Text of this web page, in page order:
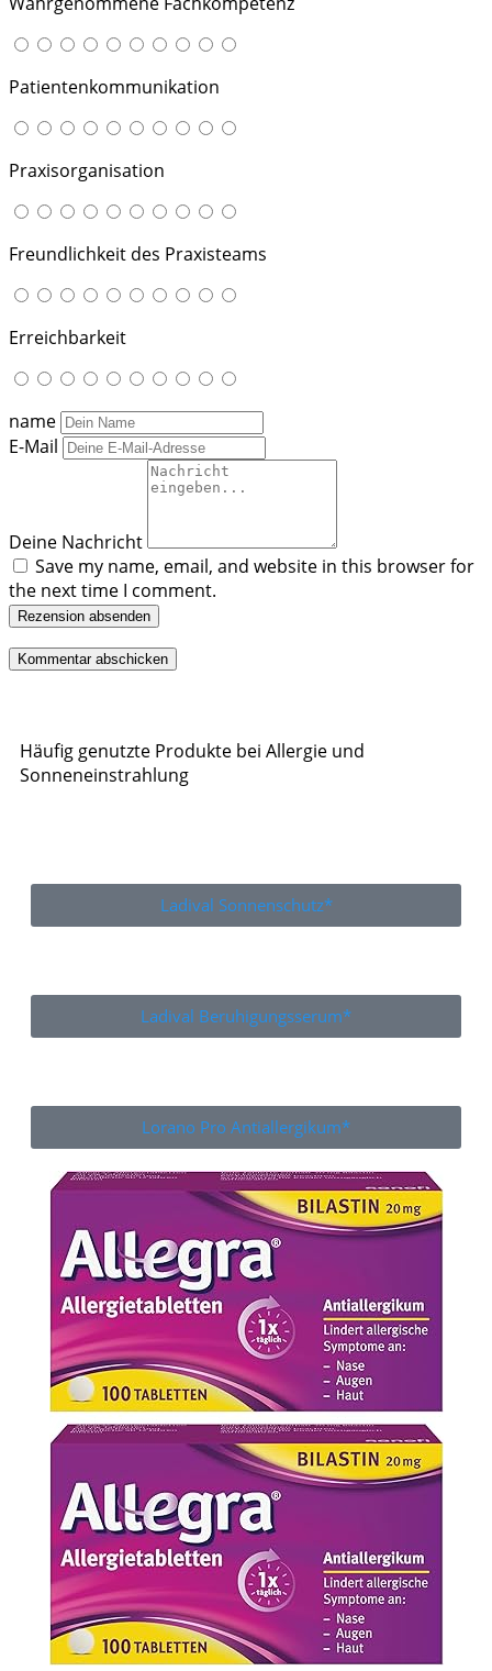
Patientenkommunikation
Praxisorganisation
Freundlichkeit des Praxisteams
Erreichbarkeit
name
E-Mail
Deine Nachricht
Save my name, email, and website in this browser for
the next time I comment.
Rezension absenden
Häufig genutzte Produkte bei Allergie und
Sonneneinstrahlung
Ladival Sonnenschutz*
Ladival Beruhigungsserum*
Lorano Pro Antiallergikum*